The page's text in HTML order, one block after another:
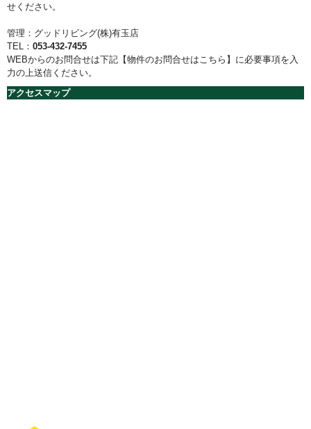
せください。
管理：グッドリビング(株)有玉店
TEL： 053-432-7455
WEBからのお問合せは下記【物件のお問合せはこちら】に必要事項を入
力の上送信ください。
アクセスマップ